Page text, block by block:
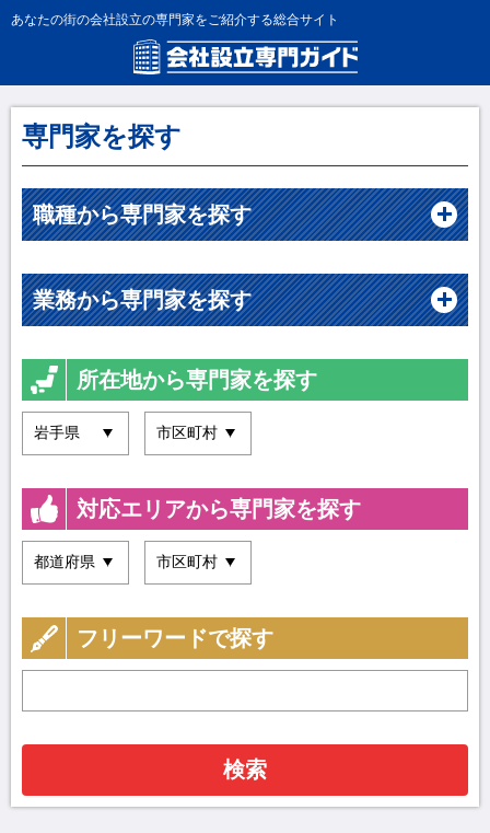
あなたの街の会社設立の専門家をご紹介する総合サイト
専門家を探す
職種から専門家を探す
業務から専門家を探す
所在地から専門家を探す
対応エリアから専門家を探す
フリーワードで探す
検索